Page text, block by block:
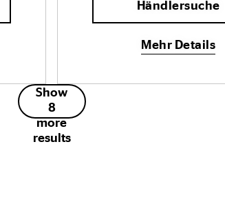
Händlersuche
Mehr Details
Show
8
more
results